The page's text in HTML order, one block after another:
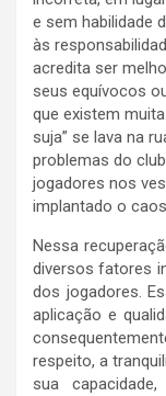
e sem habilidade
às
acredita ser
seus equívocos
que existem
suja” se lava na
problemas do
jogadores nos
implantado o
Nessa
diversos fatores
dos jogadores.
aplicação e
respeito, a
sua